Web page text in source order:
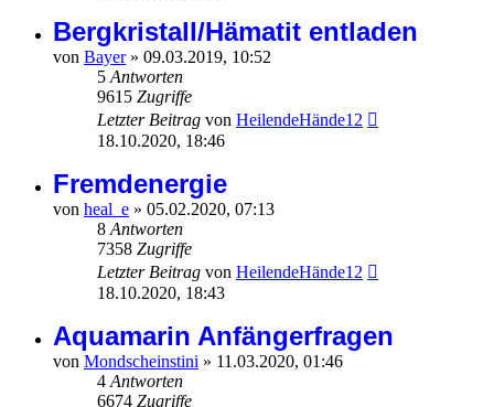
Bergkristall/Hämatit entladen
von Bayer» 09.03.2019, 10:52
5 Antworten
9615 Zugriffe
Letzter Beitrag von HeilendeHände12
18.10.2020, 18:46
Fremdenergie
von heal_e » 05.02.2020, 07:13
8 Antworten
7358 Zugriffe
Letzter Beitrag von HeilendeHände12
18.10.2020, 18:43
Aquamarin Anfängerfragen
von Mondscheinstini » 11.03.2020, 01:46
4 Antworten
6674 Zugriffe